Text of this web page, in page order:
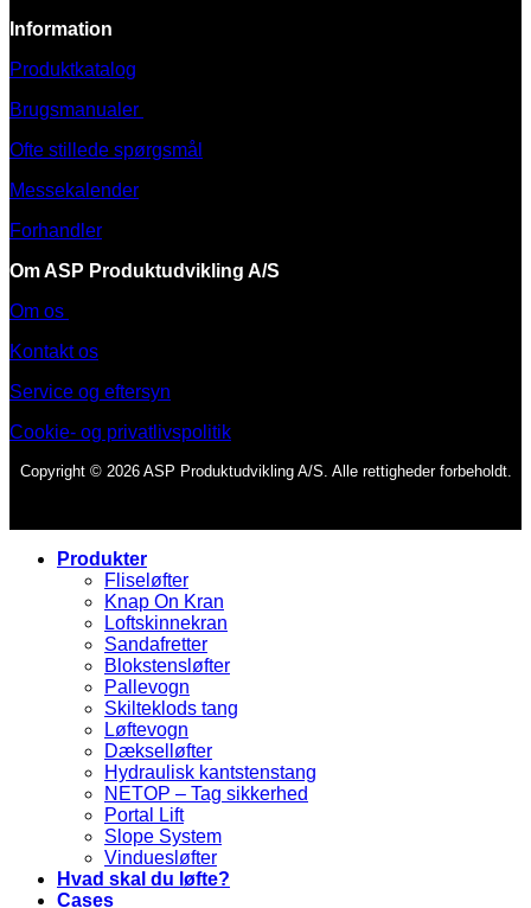
Information
Produktkatalog
Brugsmanualer
Ofte stillede spørgsmål
Messekalender
Forhandler
Om ASP Produktudvikling A/S
Om os
Kontakt os
Service og eftersyn
Cookie- og privatlivspolitik
Copyright © 2026 ASP Produktudvikling A/S. Alle rettigheder forbeholdt.
Produkter
Fliseløfter
Knap On Kran
Loftskinnekran
Sandafretter
Blokstensløfter
Pallevogn
Skilteklods tang
Løftevogn
Dækselløfter
Hydraulisk kantstenstang
NETOP – Tag sikkerhed
Portal Lift
Slope System
Vinduesløfter
Hvad skal du løfte?
Cases